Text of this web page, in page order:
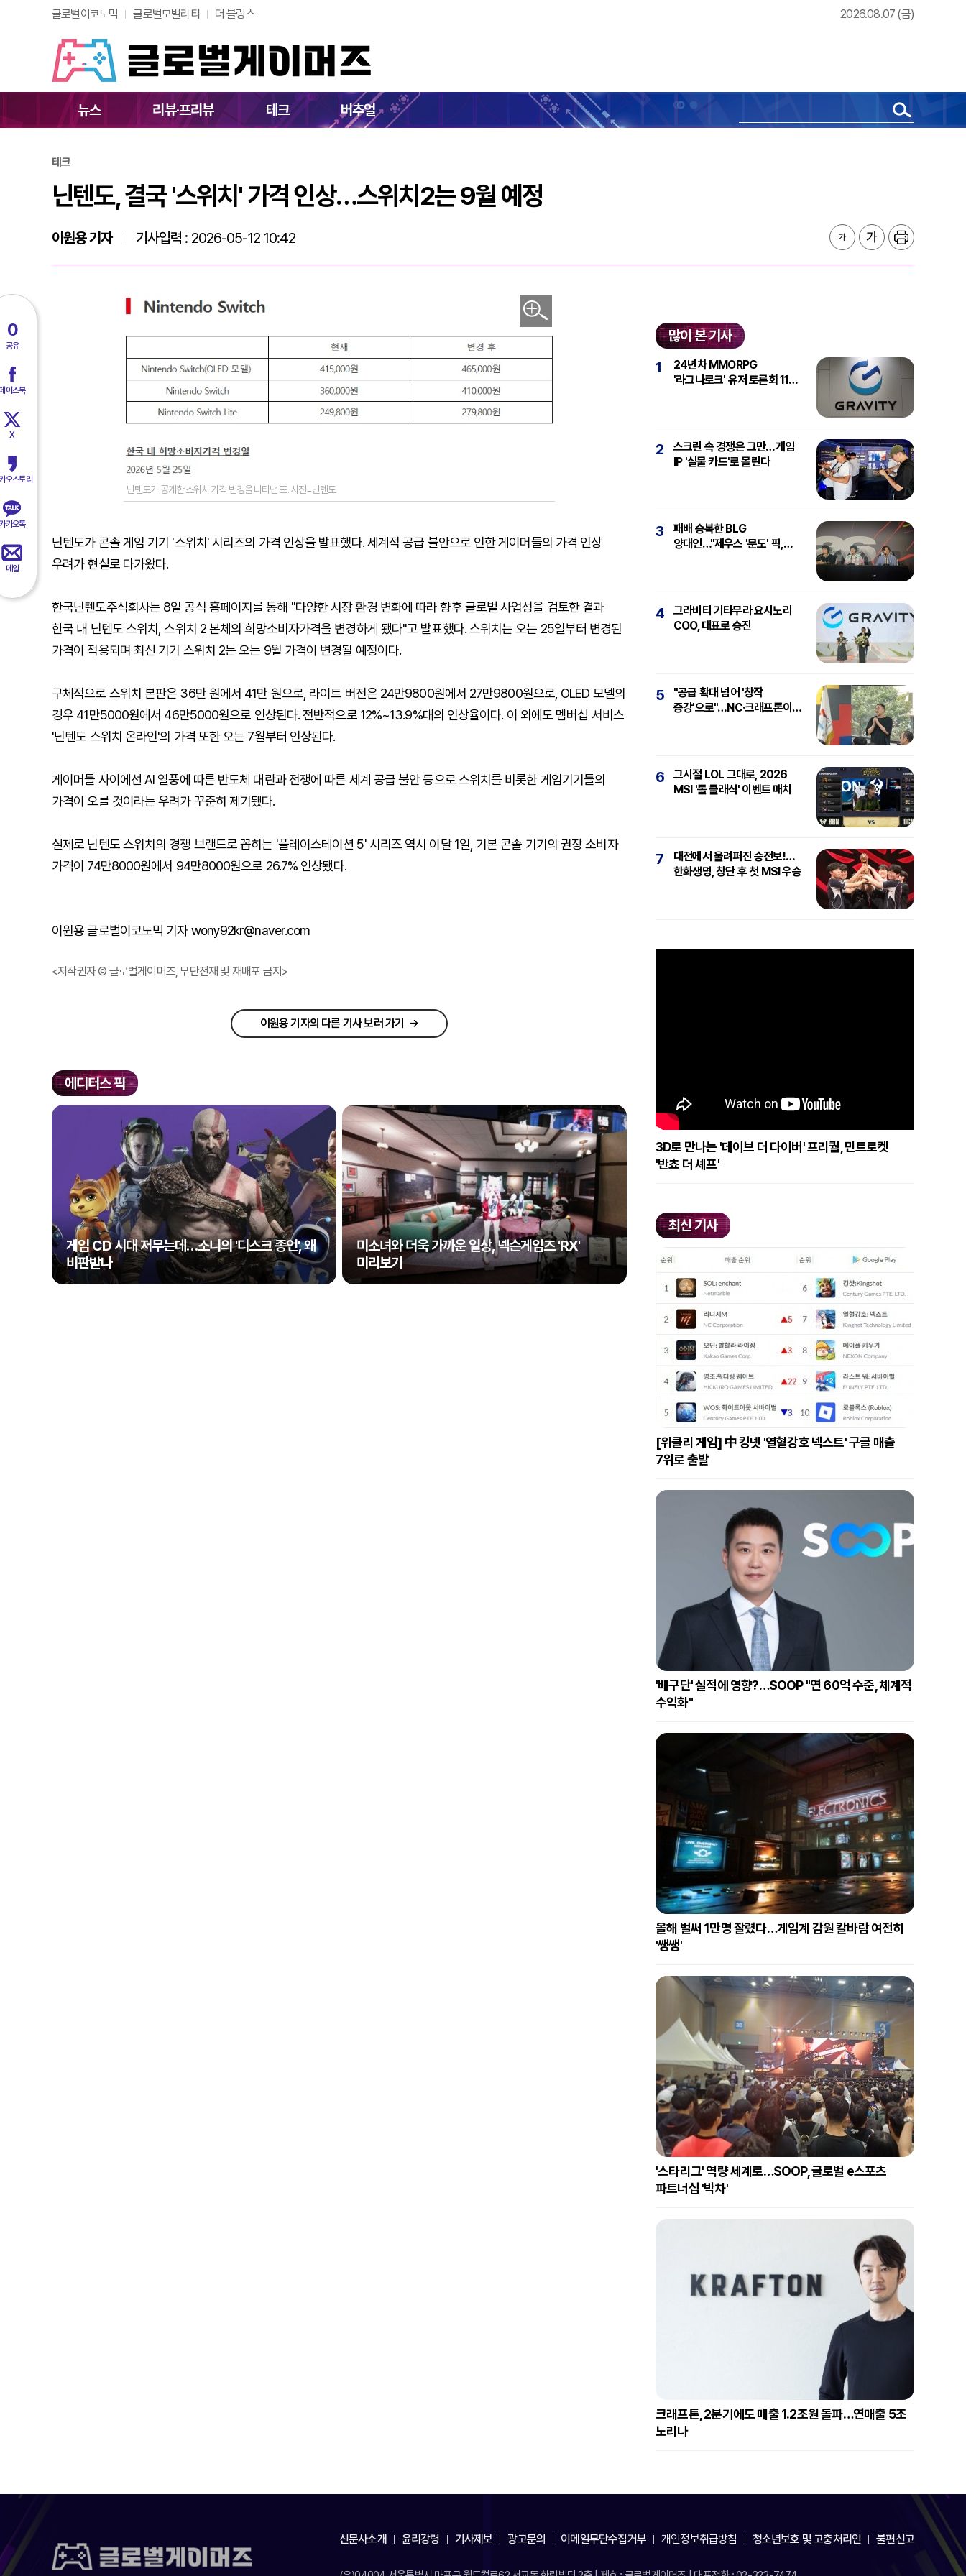
글로벌이코노믹 글로벌모빌리티 더 블링스 2026.08.07 (금)
뉴스 리뷰·프리뷰 테크 버추얼
닌텐도, 결국 '스위치' 가격 인상…스위치2는 9월 예정
0
공유
이스북
X
오스토리
카오톡
메일
테크
닌텐도, 결국 '스위치' 가격 인상…스위치2는 9월 예정
이원용 기자 기사입력 : 2026-05-12 10:42
닌텐도가 공개한 스위치 가격 변경을 나타낸 표. 사진=닌텐도
닌텐도가 콘솔 게임 기기 '스위치' 시리즈의 가격 인상을 발표했다. 세계적 공급 불안으로 인한 게이머들의 가격 인상
우려가 현실로 다가왔다.
한국닌텐도주식회사는 8일 공식 홈페이지를 통해 "다양한 시장 환경 변화에 따라 향후 글로벌 사업성을 검토한 결과
한국 내 닌텐도 스위치, 스위치 2 본체의 희망소비자가격을 변경하게 됐다"고 발표했다. 스위치는 오는 25일부터 변경된
가격이 적용되며 최신 기기 스위치 2는 오는 9월 가격이 변경될 예정이다.
구체적으로 스위치 본판은 36만 원에서 41만 원으로, 라이트 버전은 24만9800원에서 27만9800원으로, OLED 모델의
경우 41만5000원에서 46만5000원으로 인상된다. 전반적으로 12%~13.9%대의 인상율이다. 이 외에도 멤버십 서비스
'닌텐도 스위치 온라인'의 가격 또한 오는 7월부터 인상된다.
게이머들 사이에선 AI 열풍에 따른 반도체 대란과 전쟁에 따른 세계 공급 불안 등으로 스위치를 비롯한 게임기기들의
가격이 오를 것이라는 우려가 꾸준히 제기됐다.
실제로 닌텐도 스위치의 경쟁 브랜드로 꼽히는 '플레이스테이션 5' 시리즈 역시 이달 1일, 기본 콘솔 기기의 권장 소비자
가격이 74만8000원에서 94만8000원으로 26.7% 인상됐다.
이원용 글로벌이코노믹 기자 wony92kr@naver.com
<저작권자 © 글로벌게이머즈, 무단전재 및 재배포 금지>
이원용 기자의 다른 기사 보러 가기
에디터스 픽
게임 CD 시대 저무는데…소니의 '디스크 종언', 왜
비판받나
미소녀와 더욱 가까운 일상, 넥슨게임즈 'RX'
미리보기
많이 본 기사
1
24년차 MMORPG
'라그나로크' 유저 토론회 11일
2
스크린 속 경쟁은 그만…게임
IP '실물 카드'로 몰린다
3
패배 승복한 BLG
양대인…"제우스 '문도' 픽,
4
그라비티 기타무라 요시노리
COO, 대표로 승진
5
"공급 확대 넘어 '창작
증강'으로"…NC·크래프톤이
6
그시절 LOL 그대로, 2026
MSI '롤 클래식' 이벤트 매치
7
대전에서 울려퍼진 승전보!…
한화생명, 창단 후 첫 MSI 우승
3D로 만나는 '데이브 더 다이버' 프리퀄, 민트로켓
'반쵸 더 셰프'
최신 기사
[위클리 게임] 中 킹넷 '열혈강호 넥스트' 구글 매출
7위로 출발
'배구단' 실적에 영향?…SOOP "연 60억 수준, 체계적
수익화"
올해 벌써 1만명 잘렸다…게임계 감원 칼바람 여전히
'쌩쌩'
'스타리그' 역량 세계로…SOOP, 글로벌 e스포츠
파트너십 '박차'
크래프톤, 2분기에도 매출 1.2조원 돌파…연매출 5조
노리나
신문사소개 윤리강령 기사제보 광고문의 이메일무단수집거부 개인정보취급방침 청소년보호 및 고충처리인 불편신고